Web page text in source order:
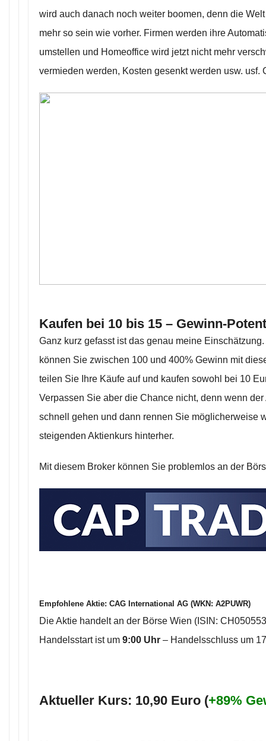
wird auch danach noch weiter boomen, denn die
mehr so sein wie vorher. Firmen werden ihre
umstellen und Homeoffice wird jetzt nicht mehr
vermieden werden, Kosten gesenkt werden usw. usf.
Kaufen bei 10 bis 15 – Gewinn-
Ganz kurz gefasst ist das genau meine
können Sie zwischen 100 und 400% Gewinn mit
teilen Sie Ihre Käufe auf und kaufen sowohl bei 10
Verpassen Sie aber die Chance nicht, denn wenn
schnell gehen und dann rennen Sie möglicherweise
steigenden Aktienkurs hinterher.
Mit diesem Broker können Sie problemlos an der
Empfohlene Aktie: CAG International AG (WKN: A2PUWR)
Die Aktie handelt an der Börse Wien (ISIN:
Handelsstart ist um 9:00 Uhr – Handelsschluss um
Aktueller Kurs: 10,90 Euro (+89%